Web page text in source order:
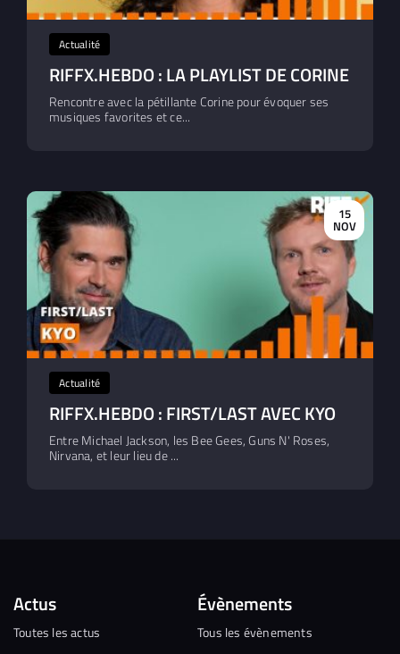
Actualité
RIFFX.HEBDO : LA PLAYLIST DE CORINE
Rencontre avec la pétillante Corine pour évoquer ses
musiques favorites et ce...
15
NOV
Actualité
RIFFX.HEBDO : FIRST/LAST AVEC KYO
Entre Michael Jackson, les Bee Gees, Guns N' Roses,
Nirvana, et leur lieu de ...
Actus
Toutes les actus
Évènements
Tous les évènements